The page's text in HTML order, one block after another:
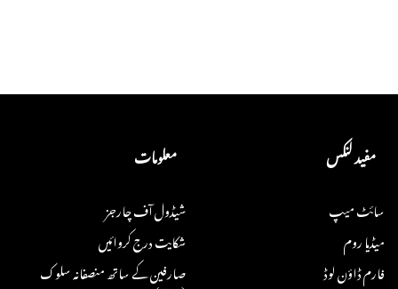
مفید لنکس
سائٹ میپ
میڈیا روم
فارم ڈاؤن لوڈ
معلومات
شیڈول آف چارجز
شکایت درج کروائیں
صارفین کے ساتھ منصفانہ سلوک